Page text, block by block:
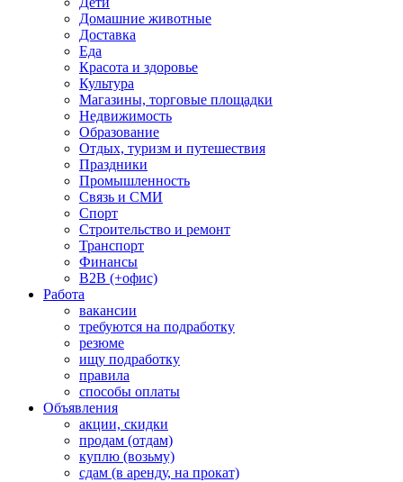
Домашние животные
Доставка
Еда
Красота и здоровье
Культура
Магазины, торговые площадки
Недвижимость
Образование
Отдых, туризм и путешествия
Праздники
Промышленность
Связь и СМИ
Спорт
Строительство и ремонт
Транспорт
Финансы
B2B (+офис)
Работа
вакансии
требуются на подработку
резюме
ищу подработку
правила
способы оплаты
Объявления
акции, скидки
продам (отдам)
куплю (возьму)
сдам (в аренду, на прокат)